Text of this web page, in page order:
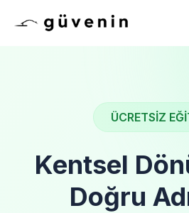
ÜCRETSİZ
Kentsel
Doğru